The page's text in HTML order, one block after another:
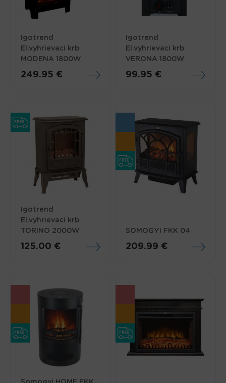
Igotrend
El.vyhrievaci krb
MODENA 1800W
249.95 €
Igotrend
El.vyhrievaci krb
VERONA 1800W
99.95 €
Igotrend
El.vyhrievaci krb
TORINO 2000W
125.00 €
SOMOGYI FKK 04
209.99 €